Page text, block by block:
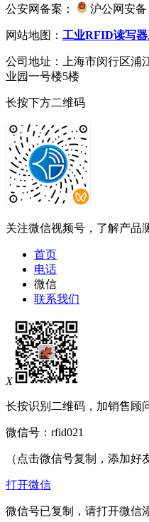
公安网备案： 沪公网安备
网站地图： 工业RFID读写器
公司地址：上海市闵行区浦
业园一号楼5楼
长按下方二维码
关注微信视频号，了解产品
首页
电话
微信
联系我们
X
长按识别二维码，加销售顾
微信号： rfid021
（点击微信号复制，添加好
打开微信
微信号已复制，请打开微信